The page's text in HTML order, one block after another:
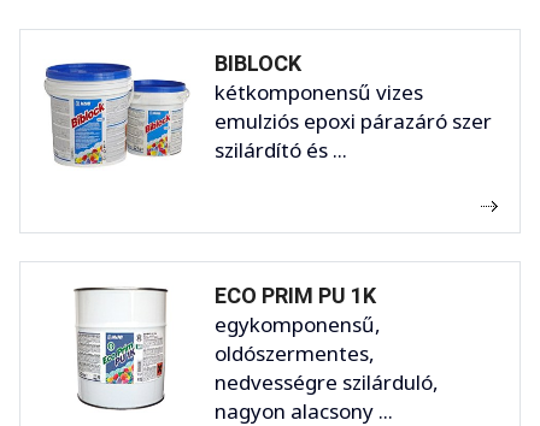
BIBLOCK
kétkomponensű vizes
emulziós epoxi párazáró szer
szilárdító és ...
ECO PRIM PU 1K
egykomponensű,
oldószermentes,
nedvességre szilárduló,
nagyon alacsony ...